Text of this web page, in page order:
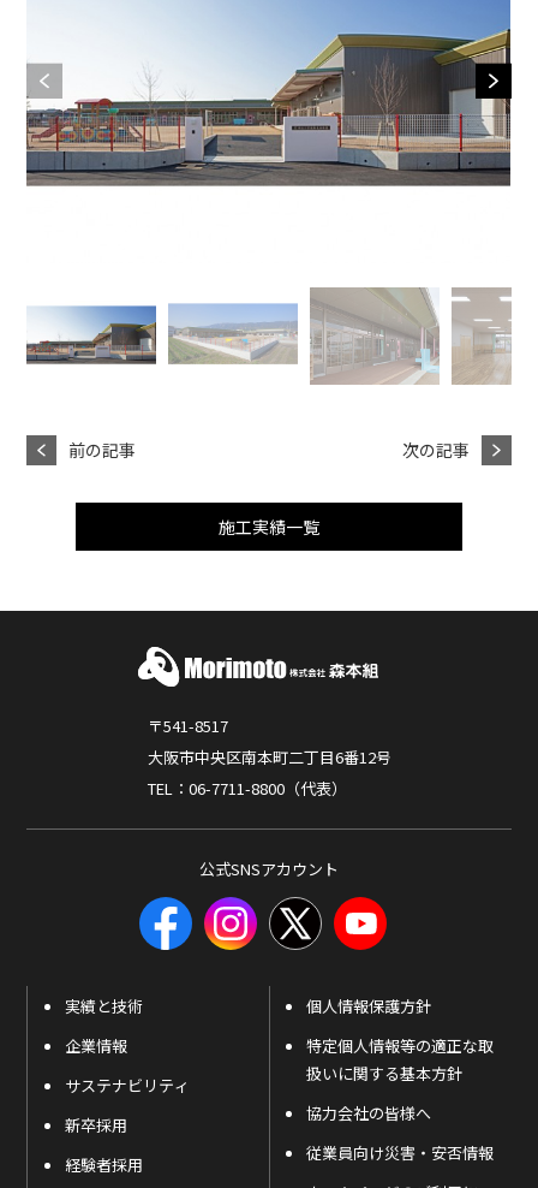
前の記事 次の記事
施工実績一覧
〒541-8517
大阪市中央区南本町二丁目6番12号
TEL：06-7711-8800（代表）
公式SNSアカウント
実績と技術
企業情報
サステナビリティ
新卒採用
経験者採用
個人情報保護方針
特定個人情報等の適正な取
扱いに関する基本方針
協力会社の皆様へ
従業員向け災害・安否情報